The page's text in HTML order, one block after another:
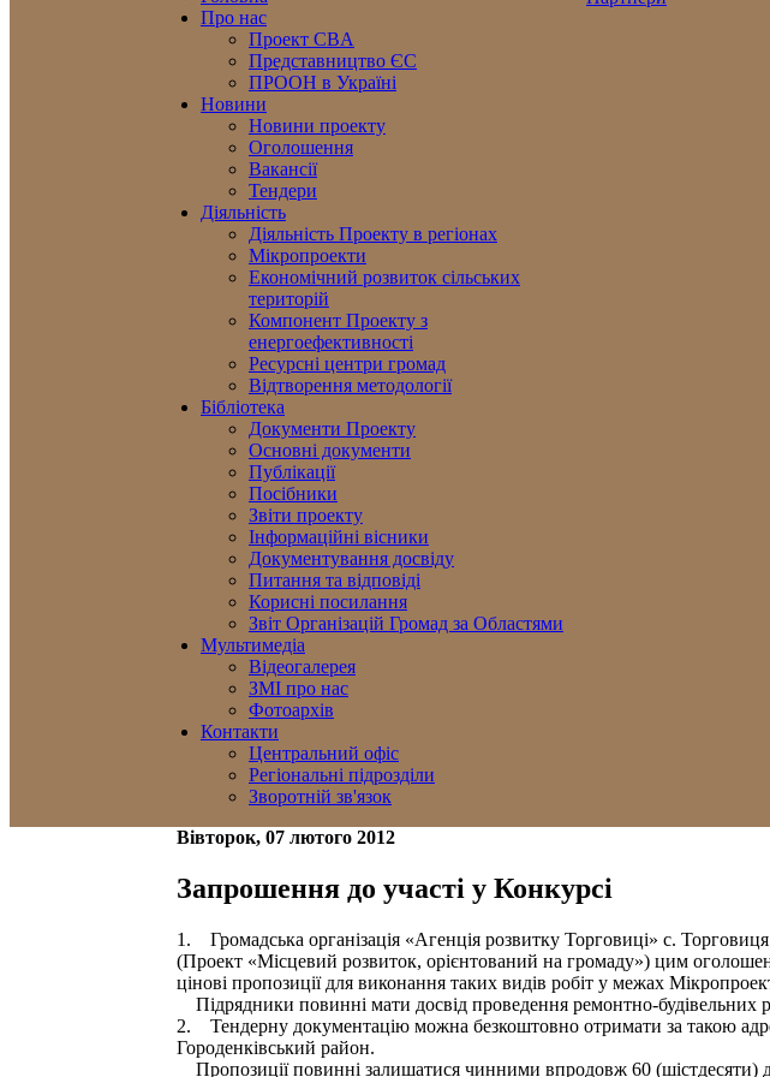
Про нас
Проект CBA
Представництво ЄС
ПРООН в Україні
Новини
Новини проекту
Оголошення
Вакансії
Тендери
Діяльність
Діяльність Проекту в регіонах
Мікропроекти
Економічний розвиток сільських
територій
Компонент Проекту з
енергоефективності
Ресурсні центри громад
Відтворення методології
Бібліотека
Документи Проекту
Основні документи
Публікації
Посібники
Звіти проекту
Інформаційні вісники
Документування досвіду
Питання та відповіді
Корисні посилання
Звіт Організацій Громад за Областями
Мультимедіа
Відеогалерея
ЗМІ про нас
Фотоархів
Контакти
Центральний офіс
Регіональні підрозділи
Зворотній зв'язок
Вівторок, 07 лютого 2012
Запрошення до участі у Конкурсі
1. Громадська організація «Агенція розвитку Торговиці» с.
(Проект «Місцевий розвиток, орієнтований на громаду») цим
цінові пропозиції для виконання таких видів робіт у межах
Підрядники повинні мати досвід проведення ремонтно-будівельних
2. Тендерну документацію можна безкоштовно отримати за такою
Городенківський район.
Пропозиції повинні залишатися чинними впродовж 60 (шістдесяти)